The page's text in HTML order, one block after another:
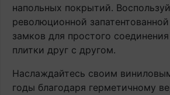
напольных покрытий.
революционной
замков для простого
плитки друг с другом.
Наслаждайтесь своим
годы благодаря герметичному